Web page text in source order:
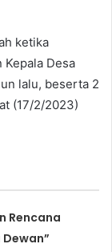
ketika
Desa
lalu, beserta 2
(17/2/2023)
Rencana